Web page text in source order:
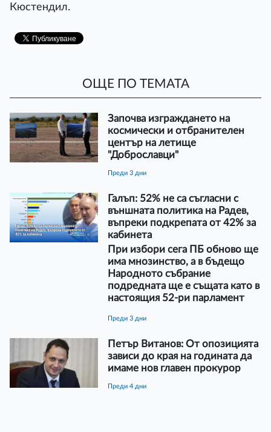
Кюстендил.
ОЩЕ ПО ТЕМАТА
Започва изграждането на
космически и отбранителен
център на летище
"Доброславци"
преди 3 дни
Галъп: 52% не са съгласни с
външната политика на Радев,
въпреки подкрепата от 42% за
кабинета
При избори сега ПБ обново ще
има мнозинство, а в бъдещо
Народното събрание
подредната ще е същата като в
настоящия 52-ри парламент
преди 3 дни
Петър Витанов: От опозицията
зависи до края на годината да
имаме нов главен прокурор
преди 4 дни